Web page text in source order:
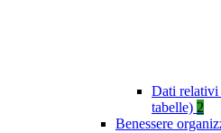
Dati relativi
tabelle) 2
Benessere